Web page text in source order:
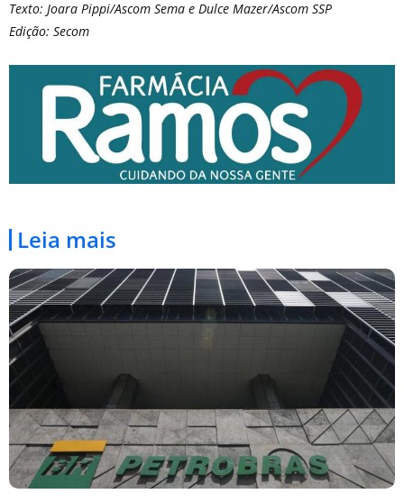
Texto: Joara Pippi/Ascom Sema e Dulce Mazer/Ascom SSP
Edição: Secom
Leia mais